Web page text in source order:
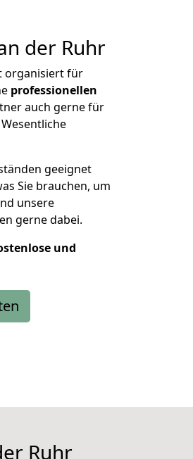
der Ruhr
organisiert für
professionellen
auch gerne für
geeignet
Sie brauchen, um
unsere
gerne dabei.
und
Ruhr